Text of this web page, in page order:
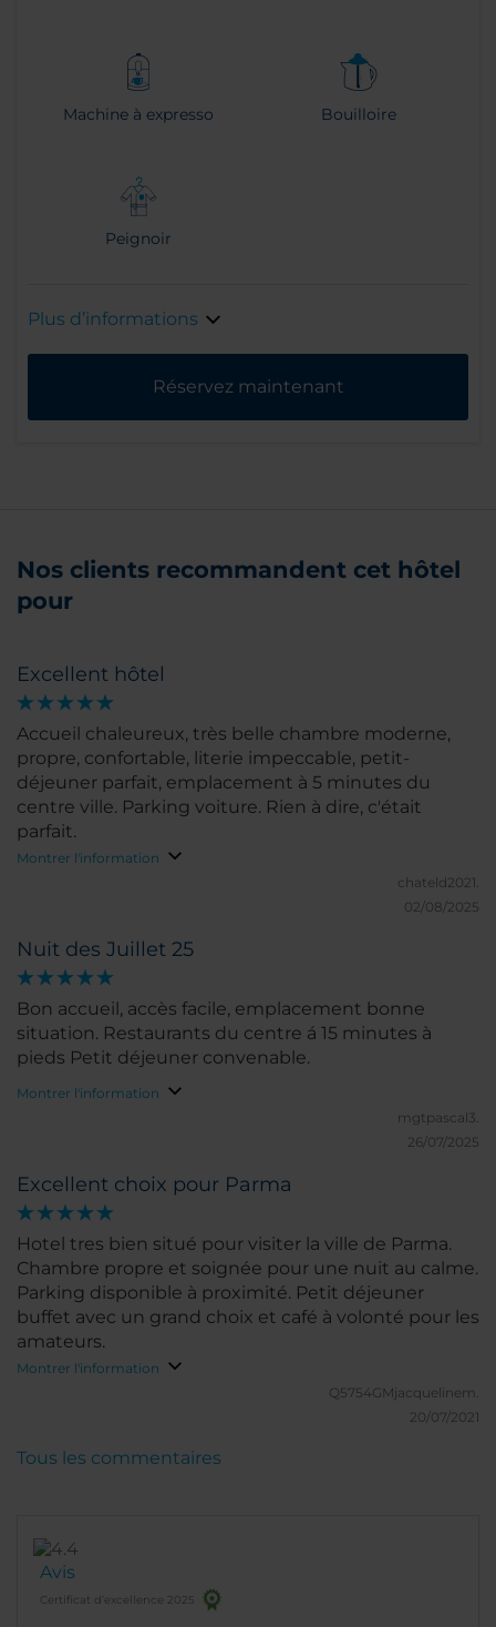
Machine à expresso Bouilloire
Peignoir
Plus d’informations
Réservez maintenant
Nos clients recommandent cet hôtel
pour
Excellent hôtel
Accueil chaleureux, très belle chambre moderne,
propre, confortable, literie impeccable, petit-
déjeuner parfait, emplacement à 5 minutes du
centre ville. Parking voiture. Rien à dire, c'était
parfait.
Montrer l'information
chateld2021.
02/08/2025
Nuit des Juillet 25
Bon accueil, accès facile, emplacement bonne
situation. Restaurants du centre á 15 minutes à
pieds Petit déjeuner convenable.
Montrer l'information
mgtpascal3.
26/07/2025
Excellent choix pour Parma
Hotel tres bien situé pour visiter la ville de Parma.
Chambre propre et soignée pour une nuit au calme.
Parking disponible à proximité. Petit déjeuner
buffet avec un grand choix et café à volonté pour les
amateurs.
Montrer l'information
Q5754GMjacquelinem.
20/07/2021
Avis
Certificat d’excellence 2025
Tous les commentaires